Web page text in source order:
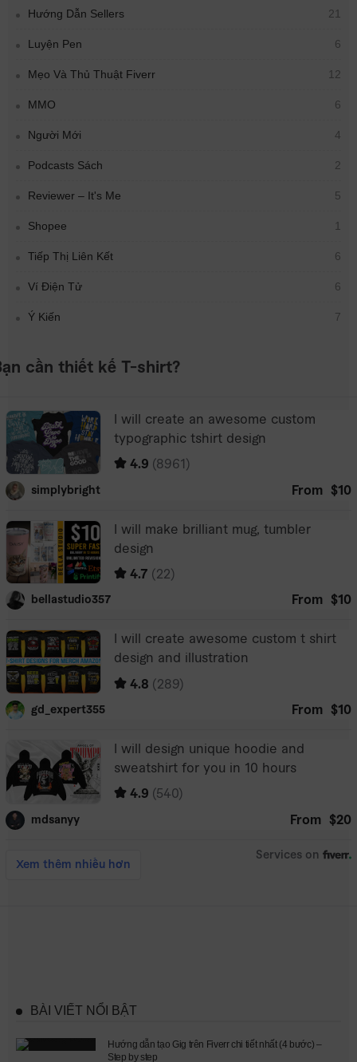
Hướng Dẫn Sellers 21
Luyện Pen 6
Mẹo Và Thủ Thuật Fiverr 12
MMO 6
Người Mới 4
Podcasts Sách 2
Reviewer – It's Me 5
Shopee 1
Tiếp Thị Liên Kết 6
Ví Điện Tử 6
Ý Kiến 7
BÀI VIẾT NỔI BẬT
Hướng dẫn tạo Gig trên Fiverr chi tiết nhất (4 bước) –
Step by step